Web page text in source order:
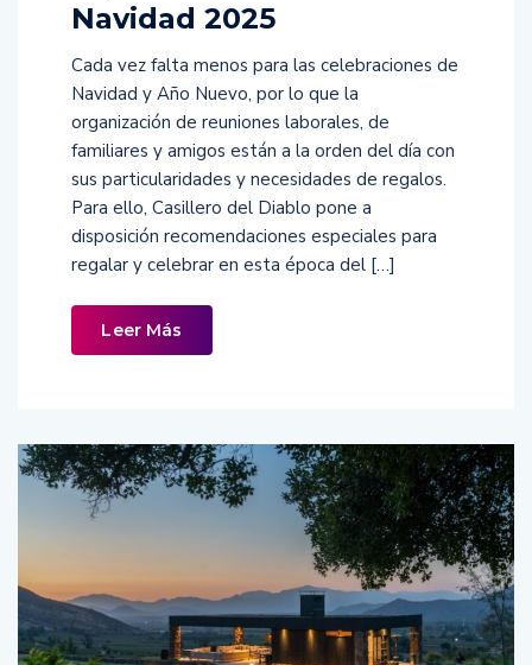
Navidad 2025
Cada vez falta menos para las celebraciones de
Navidad y Año Nuevo, por lo que la
organización de reuniones laborales, de
familiares y amigos están a la orden del día con
sus particularidades y necesidades de regalos.
Para ello, Casillero del Diablo pone a
disposición recomendaciones especiales para
regalar y celebrar en esta época del […]
Leer Más